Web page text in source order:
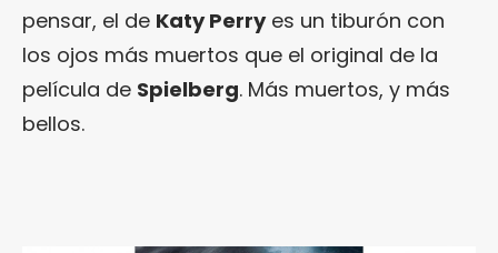
pensar, el de Katy Perryes un tiburón con
los ojos más muertos que el original de la
película de Spielberg. Más muertos, y más
bellos.